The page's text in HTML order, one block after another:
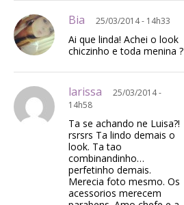
Bia 25/03/2014 - 14h33
Ai que linda! Achei o look
chiczinho e toda menina ?
larissa
25/03/2014 -
14h58
Ta se achando ne Luisa?!
rsrsrs Ta lindo demais o
look. Ta tao
combinandinho…
perfetinho demais.
Merecia foto mesmo. Os
acessorios merecem